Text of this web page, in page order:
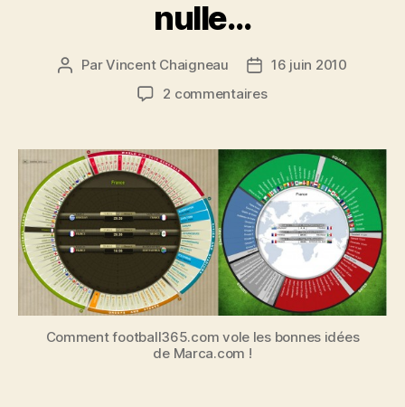
nulle…
Auteur
ParVincent Chaigneau
Date16 juin 2010
2 commentairessur
a
pas
que
la
coupe
du
monde
de
foot
qui
Comment football365.com vole les bonnes idées
de Marca.com !